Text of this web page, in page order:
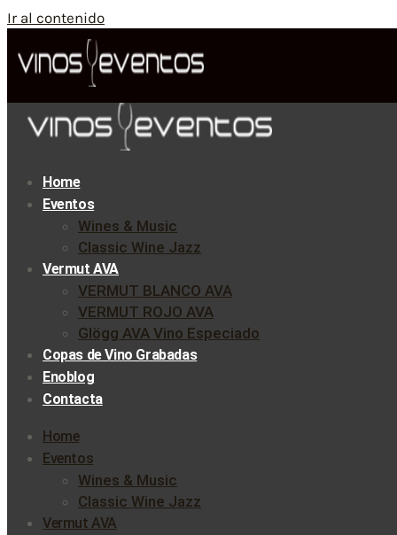
Ir al contenido
Home
Eventos
Wines & Music
Classic Wine Jazz
Vermut AVA
VERMUT BLANCO AVA
VERMUT ROJO AVA
Glögg AVA Vino Especiado
Copas de Vino Grabadas
Enoblog
Contacta
Home
Eventos
Wines & Music
Classic Wine Jazz
Vermut AVA